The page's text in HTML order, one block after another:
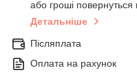
або гроші повернуться
Детальніше
Післяплата
Оплата на рахунок